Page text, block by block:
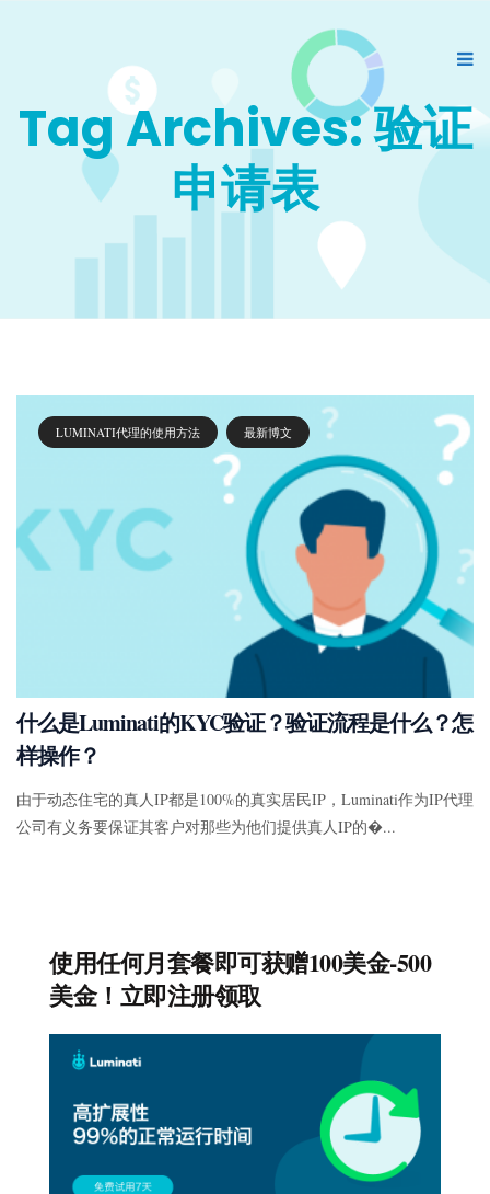
Tag Archives: 验证
申请表
LUMINATI代理的使用方法 最新博文
什么是Luminati的KYC验证？验证流程是什么？怎
样操作？
由于动态住宅的真人IP都是100%的真实居民IP，Luminati作为IP代理
公司有义务要保证其客户对那些为他们提供真人IP的�...
使用任何月套餐即可获赠100美金-500
美金！立即注册领取